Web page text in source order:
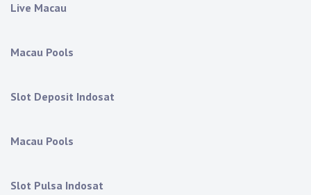
Live Macau
Macau Pools
Slot Deposit Indosat
Macau Pools
Slot Pulsa Indosat